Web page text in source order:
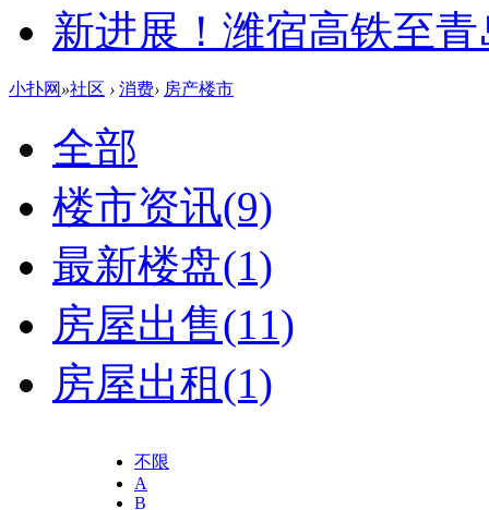
新进展！潍宿高铁至
小扑网 »社区 › 消费› 房产楼市
全部
楼市资讯(9)
最新楼盘(1)
房屋出售(11)
房屋出租(1)
不限
A
B